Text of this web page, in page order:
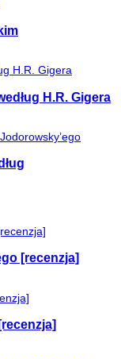
H.R. Gigera
[recenzja]